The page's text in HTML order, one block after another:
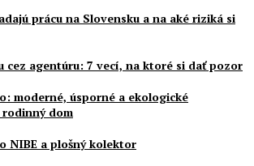
prácu na Slovensku a na aké riziká si
cez agentúru: 7 vecí, na ktoré si dať pozor
moderné, úsporné a ekologické
dom
NIBE a plošný kolektor